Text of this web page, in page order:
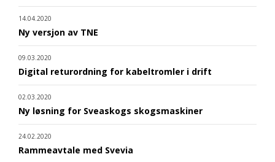
14.04.2020
Ny versjon av TNE
09.03.2020
Digital returordning for kabeltromler i drift
02.03.2020
Ny løsning for Sveaskogs skogsmaskiner
24.02.2020
Rammeavtale med Svevia